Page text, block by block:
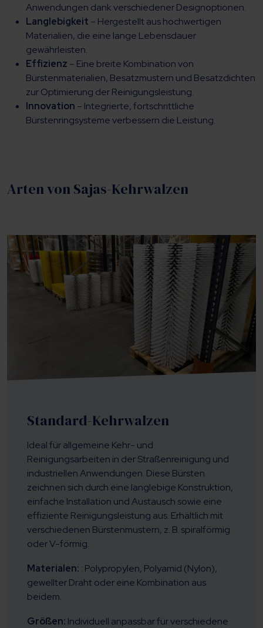
Anwendungen dank verschiedener Designoptionen.
Langlebigkeit – Hergestellt aus hochwertigen
Materialien, die eine lange Lebensdauer
gewährleisten.
Effizienz – Eine breite Kombination von
Bürstenmaterialien, Besatzmustern und Besatzdichten
zur Optimierung der Reinigungsleistung.
Innovation – Integrierte, fortschrittliche
Bürstenringsysteme verbessern die Leistung.
Arten von Sajas-Kehrwalzen
Standard-Kehrwalzen
Ideal für allgemeine Kehr- und
Reinigungsarbeiten in der Straßenreinigung und
industriellen Anwendungen. Diese Bürsten
zeichnen sich durch eine langlebige Konstruktion,
einfache Installation und Austausch sowie eine
effiziente Reinigungsleistung aus. Erhältlich mit
verschiedenen Bürstenmustern, z. B. spiralförmig
oder V-förmig.
Materialen: : Polypropylen, Polyamid (Nylon),
gewellter Draht oder eine Kombination aus
beidem.
Größen: Individuell anpassbar für verschiedene